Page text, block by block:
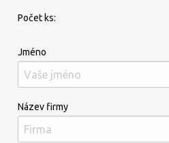
Počet ks:
Jméno
Název firmy